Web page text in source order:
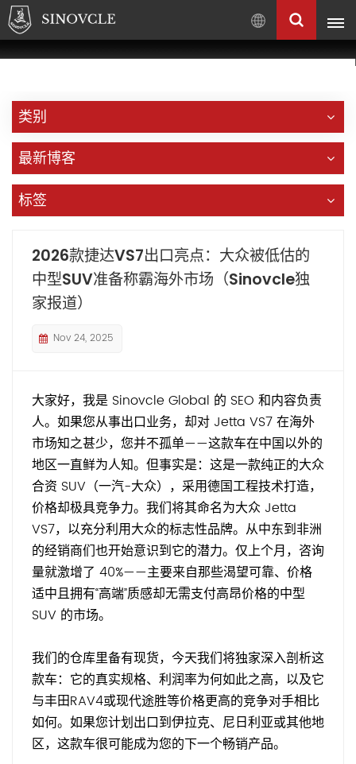
中
文
English
Français
Pусский العربية
中
文
类别
最新博客
标签
2026款捷达VS7出口亮点：大众被低估的
中型SUV准备称霸海外市场（Sinovcle独
家报道）
Nov 24, 2025
大家好，我是 Sinovcle Global 的 SEO 和内容负责
人。如果您从事出口业务，却对 Jetta VS7 在海外
市场知之甚少，您并不孤单——这款车在中国以外的
地区一直鲜为人知。但事实是：这是一款纯正的大众
合资 SUV（一汽-大众），采用德国工程技术打造，
价格却极具竞争力。我们将其命名为大众 Jetta
VS7，以充分利用大众的标志性品牌。从中东到非洲
的经销商们也开始意识到它的潜力。仅上个月，咨询
量就激增了 40%——主要来自那些渴望可靠、价格
适中且拥有“高端”质感却无需支付高昂价格的中型
SUV 的市场。
我们的仓库里备有现货，今天我们将独家深入剖析这
款车：它的真实规格、利润率为何如此之高，以及它
与丰田RAV4或现代途胜等价格更高的竞争对手相比
如何。如果您计划出口到伊拉克、尼日利亚或其他地
区，这款车很可能成为您的下一个畅销产品。